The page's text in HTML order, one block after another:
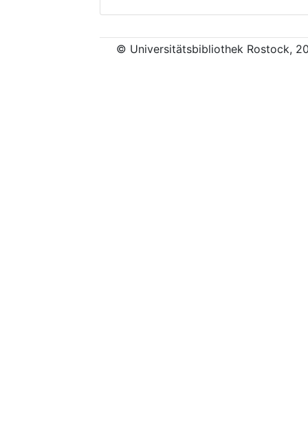
© Universitätsbibliothek Rostock,